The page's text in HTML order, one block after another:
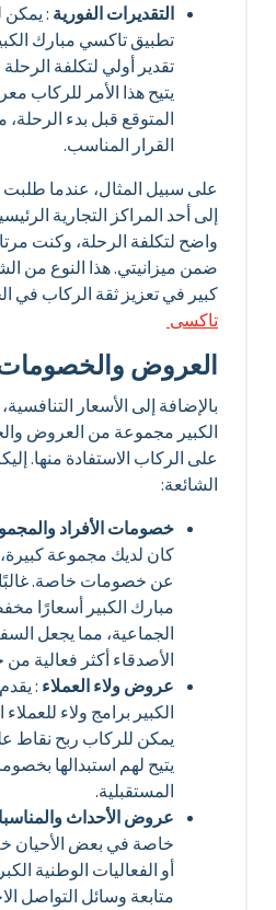
التقديرات الفورية: يمكن
تطبيق تاكسي مبارك
تقدير أولي لتكلفة الرحلة
يتيح هذا الأمر للركاب
المتوقع قبل بدء الرحلة،
القرار المناسب.
على سبيل المثال، عندما طلبت
إلى أحد المراكز التجارية
واضح لتكلفة الرحلة، وكنت
ضمن ميزانيتي. هذا النوع من
كبير في تعزيز ثقة الركاب في
تاكسى
العروض والخصومات
بالإضافة إلى الأسعار
الكبير مجموعة من العروض
على الركاب الاستفادة منها.
الشائعة:
خصومات الأفراد
كان لديك مجموعة كبيرة،
عن خصومات خاصة. غالبًا
مبارك الكبير أسعارًا
الجماعية، مما يجعل السفر
الأصدقاء أكثر فعالية من
عروض ولاء العملاء: يقدم
الكبير برامج ولاء
يمكن للركاب ربح نقاط
يتيح لهم استبدالها
المستقبلية.
عروض الأحداث
خاصة في بعض الأحيان
أو الفعاليات الوطنية
متابعة وسائل التواصل